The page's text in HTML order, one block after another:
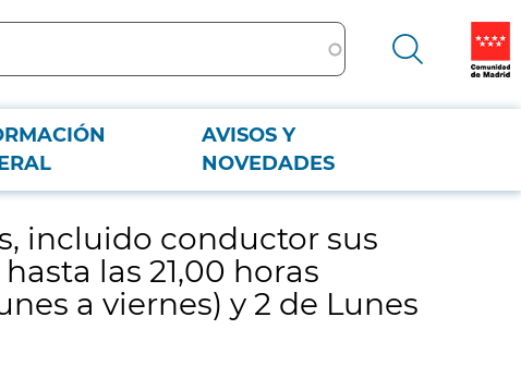
AVISOS Y
NOVEDADES
hasta las 21,00 horas durante la semana del 18 al 24 de Mayo (42
incluido conductor sus
las 21,00 horas
a viernes) y 2 de Lunes